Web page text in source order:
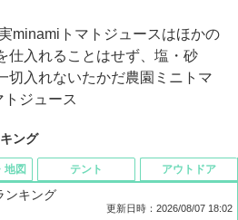
minamiトマトジュースはほかの
仕入れることはせず、塩・砂
切入れないたかだ農園ミニトマ
トジュース
ング
ンキング
更新日時：2026/08/07 18:02
地図 テント アウトドア